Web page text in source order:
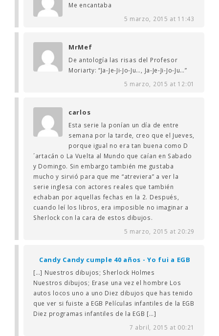
Me encantaba
5 marzo, 2015 at 11:43
MrMef
De antología las risas del Profesor
Moriarty: “Ja-Je-Ji-Jo-Ju…, Ja-Je-Ji-Jo-Ju…”
5 marzo, 2015 at 12:01
carlos
Esta serie la ponían un día de entre
semana por la tarde, creo que el Jueves,
porque igual no era tan buena como D
´artacán o La Vuelta al Mundo que caían en Sabado
y Domingo. Sin embargo también me gustaba
mucho y sirvió para que me “atreviera” a ver la
serie inglesa con actores reales que también
echaban por aquellas fechas en la 2. Después,
cuando leí los libros, era imposible no imaginar a
Sherlock con la cara de estos dibujos.
5 marzo, 2015 at 20:29
Candy Candy cumple 40 años - Yo fui a EGB
[…] Nuestros dibujos; Sherlock Holmes
Nuestros dibujos; Erase una vez el hombre Los
autos locos uno a uno Diez dibujos que has tenido
que ver si fuiste a EGB Películas infantiles de la EGB
Diez programas infantiles de la EGB […]
7 abril, 2015 at 00:21